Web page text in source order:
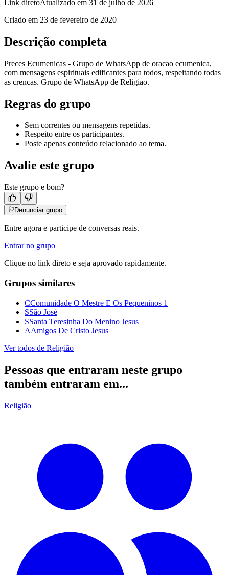
Link diretoAtualizado em 31 de julho de 2026
Criado em 23 de fevereiro de 2020
Descrição completa
Preces Ecumenicas - Grupo de WhatsApp de oracao ecumenica,
com mensagens espirituais edificantes para todos, respeitando todas
as crencas. Grupo de WhatsApp de Religiao.
Regras do grupo
Sem correntes ou mensagens repetidas.
Respeito entre os participantes.
Poste apenas conteúdo relacionado ao tema.
Avalie este grupo
Este grupo e bom?
Denunciar grupo
Entre agora e participe de conversas reais.
Entrar no grupo
Clique no link direto e seja aprovado rapidamente.
Grupos similares
CComunidade O Mestre E Os Pequeninos 1
SSão José
SSanta Teresinha Do Menino Jesus
AAmigos De Cristo Jesus
Ver todos de Religião
Pessoas que entraram neste grupo
também entraram em...
Religião